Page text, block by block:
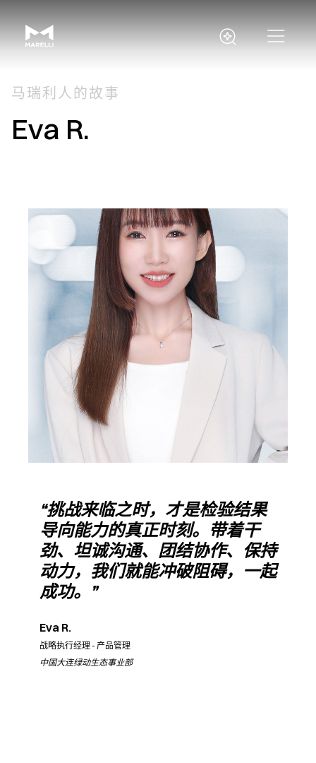
马瑞利人的故事
Eva R.
“挑战来临之时，才是检验结果
导向能力的真正时刻。带着干
劲、坦诚沟通、团结协作、保持
动力，我们就能冲破阻碍，一起
成功。”
Eva R.
战略执行经理 - 产品管理
中国大连绿动生态事业部